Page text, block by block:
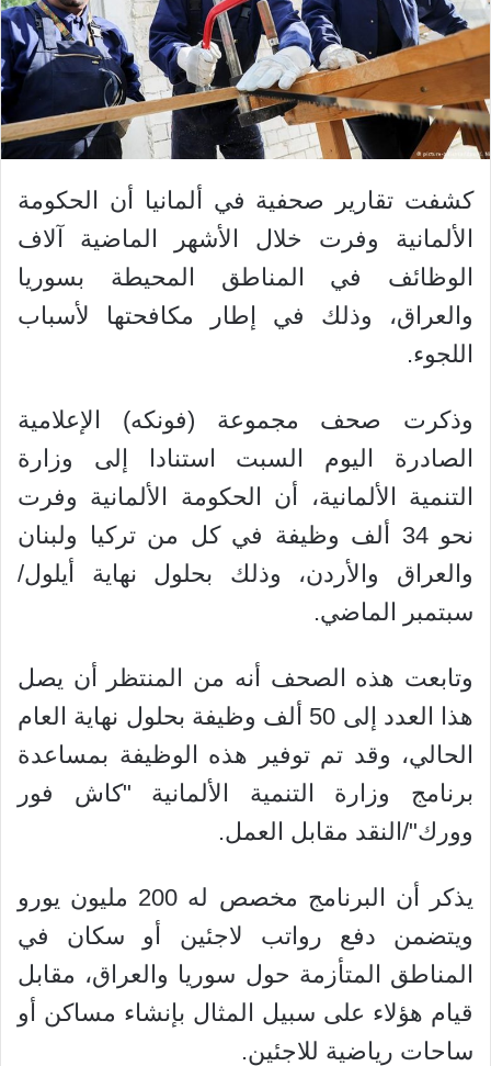
كشفت تقارير صحفية في ألمانيا أن الحكومة
الألمانية وفرت خلال الأشهر الماضية آلاف
الوظائف في المناطق المحيطة بسوريا
والعراق، وذلك في إطار مكافحتها لأسباب
اللجوء.
وذكرت صحف مجموعة (فونكه) الإعلامية
الصادرة اليوم السبت استنادا إلى وزارة
التنمية الألمانية، أن الحكومة الألمانية وفرت
نحو 34 ألف وظيفة في كل من تركيا ولبنان
والعراق والأردن، وذلك بحلول نهاية أيلول/
سبتمبر الماضي.
وتابعت هذه الصحف أنه من المنتظر أن يصل
هذا العدد إلى 50 ألف وظيفة بحلول نهاية العام
الحالي، وقد تم توفير هذه الوظيفة بمساعدة
برنامج وزارة التنمية الألمانية "كاش فور
وورك"/النقد مقابل العمل.
يذكر أن البرنامج مخصص له 200 مليون يورو
ويتضمن دفع رواتب لاجئين أو سكان في
المناطق المتأزمة حول سوريا والعراق، مقابل
قيام هؤلاء على سبيل المثال بإنشاء مساكن أو
ساحات رياضية للاجئين.